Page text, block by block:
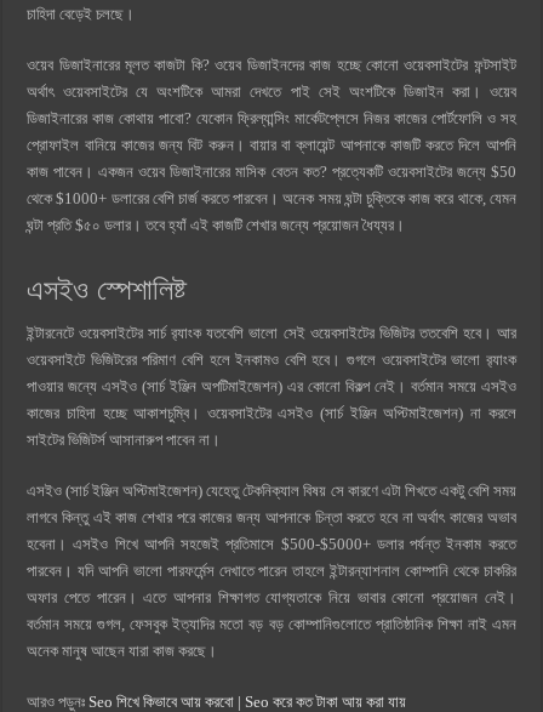
চাহিদা বেড়েই চলছে।
ওয়েব ডিজাইনারের মূলত কাজটা কি? ওয়েব ডিজাইনদের কাজ হচ্ছে কোনো ওয়েবসাইটের ফন্টসাইট
অর্থাৎ ওয়েবসাইটের যে অংশটিকে আমরা দেখতে পাই সেই অংশটিকে ডিজাইন করা। ওয়েব
ডিজাইনারের কাজ কোথায় পাবো? যেকোন ফ্রিল্যান্সিং মার্কেটপ্লেসে নিজর কাজের পোর্টফোলি ও সহ
প্রোফাইল বানিয়ে কাজের জন্য বিট করুন। বায়ার বা ক্লায়েন্ট আপনাকে কাজটি করতে দিলে আপনি
কাজ পাবেন। একজন ওয়েব ডিজাইনারের মাসিক বেতন কত? প্রত্যেকটি ওয়েবসাইটের জন্যে $50
থেকে $1000+ ডলারের বেশি চার্জ করতে পারবেন। অনেক সময় ঘন্টা চুক্তিকে কাজ করে থাকে, যেমন
ঘন্টা প্রতি $৫০ ডলার। তবে হ্যাঁ এই কাজটি শেখার জন্যে প্রয়োজন ধৈয্যর।
এসইও স্পেশালিষ্ট
ইন্টারনেটে ওয়েবসাইটের সার্চ র‌্যাংক যতবেশি ভালো সেই ওয়েবসাইটের ভিজিটর ততবেশি হবে। আর
ওয়েবসাইটে ভিজিটরের পরিমাণ বেশি হলে ইনকামও বেশি হবে। গুগলে ওয়েবসাইটের ভালো র‌্যাংক
পাওয়ার জন্যে এসইও (সার্চ ইঞ্জিন অপটিমাইজেশন) এর কোনো বিকল্প নেই। বর্তমান সময়ে এসইও
কাজের চাহিদা হচ্ছে আকাশচুম্বি। ওয়েবসাইটের এসইও (সার্চ ইঞ্জিন অপ্টিমাইজেশন) না করলে
সাইটের ভিজিটর্স আসানারুপ পাবেন না।
এসইও (সার্চ ইঞ্জিন অপ্টিমাইজেশন) যেহেতু টেকনিক্যাল বিষয় সে কারণে এটা শিখতে একটু বেশি সময়
লাগবে কিন্তু এই কাজ শেখার পরে কাজের জন্য আপনাকে চিন্তা করতে হবে না অর্থাৎ কাজের অভাব
হবেনা। এসইও শিখে আপনি সহজেই প্রতিমাসে $500-$5000+ ডলার পর্যন্ত ইনকাম করতে
পারবেন। যদি আপনি ভালো পারফর্মেন্স দেখাতে পারেন তাহলে ইন্টারন্যাশনাল কোম্পানি থেকে চাকরির
অফার পেতে পারেন। এতে আপনার শিক্ষাগত যোগ্যতাকে নিয়ে ভাবার কোনো প্রয়োজন নেই।
বর্তমান সময়ে গুগল, ফেসবুক ইত্যাদির মতো বড় বড় কোম্পানিগুলোতে প্রাতিষ্ঠানিক শিক্ষা নাই এমন
অনেক মানুষ আছেন যারা কাজ করছে।
আরও পড়ুনঃ Seo শিখে কিভাবে আয় করবো | Seo করে কত টাকা আয় করা যায়